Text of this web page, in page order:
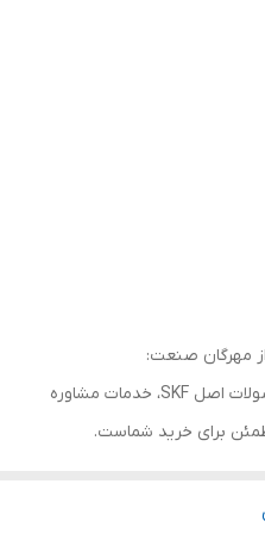
مجموعه مهرگان صنعت با ارائه محصولات اصل SKF، خدمات مشاوره
برای خرید شماست.